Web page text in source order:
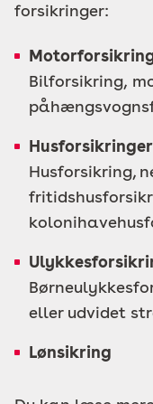
forsikringer:
Bilforsikring,
Husforsikringer
Husforsikring,
eller udvidet
Lønsikring